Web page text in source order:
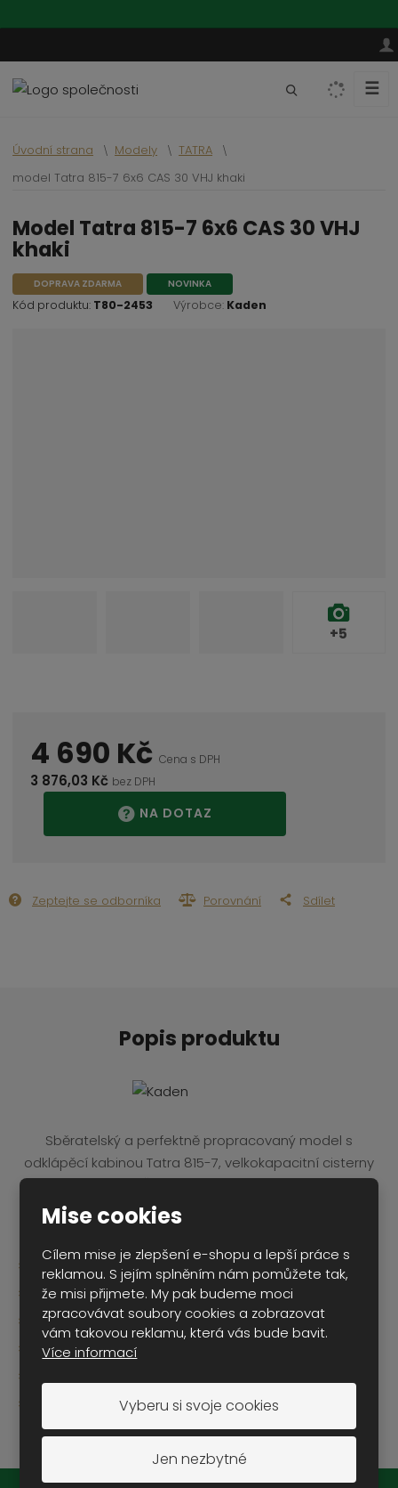
Mise cookies
Cílem mise je zlepšení e-shopu a lepší práce s
reklamou. S jejím splněním nám pomůžete tak,
že misi přijmete. My pak budeme moci
zpracovávat soubory cookies a zobrazovat
vám takovou reklamu, která vás bude bavit.
Více informací
Vyberu si svoje cookies
Jen nezbytné
a
☰
Úvodní strana Modely
TATRA
model Tatra 815-7 6x6 CAS 30 VHJ khaki
model Tatra 815-7 6x6 CAS 30 VHJ
khaki
DOPRAVA ZDARMA NOVINKA
Kód produktu: T80-2453 Výrobce: Kaden
+5
4 690 KčCena s DPH
3 876,03 Kč bez DPH
NA DOTAZ
Zeptejte se odborníka Porovnání Sdílet
Popis produktu
Sběratelský a perfektně propracovaný model s
odklápěcí kabinou Tatra 815-7, velkokapacitní cisterny
Vyrobeno v serii 300 ks.
měřítko: 1:43
materiál: kov
barva: zelená
ruční výroba
výrobce: Kaden